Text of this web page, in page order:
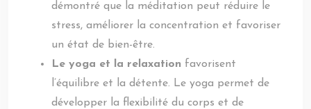
démontré que la méditation peut réduire le
stress, améliorer la concentration et favoriser
un état de bien-être.
Le yoga et la relaxation favorisent
l’équilibre et la détente. Le yoga permet de
développer la flexibilité du corps et de